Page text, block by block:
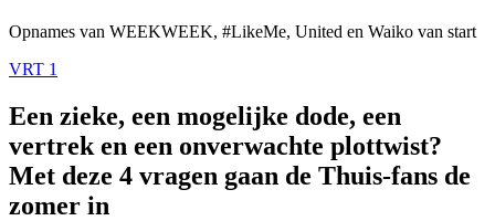
Opnames van WEEKWEEK, #LikeMe, United en Waiko van start
VRT 1
Een zieke, een mogelijke dode, een
vertrek en een onverwachte plottwist?
Met deze 4 vragen gaan de Thuis-fans de
zomer in